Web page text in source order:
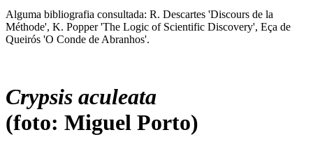
Alguma bibliografia consultada: R. Descartes 'Discours de la
Méthode', K. Popper 'The Logic of Scientific Discovery', Eça de
Queirós 'O Conde de Abranhos'.
Crypsis aculeata
(foto: Miguel Porto)